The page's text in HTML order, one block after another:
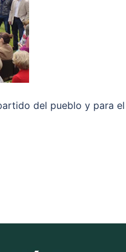
del pueblo y para el